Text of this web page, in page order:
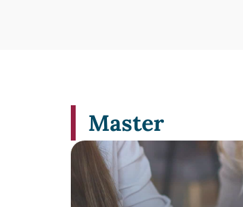
Master